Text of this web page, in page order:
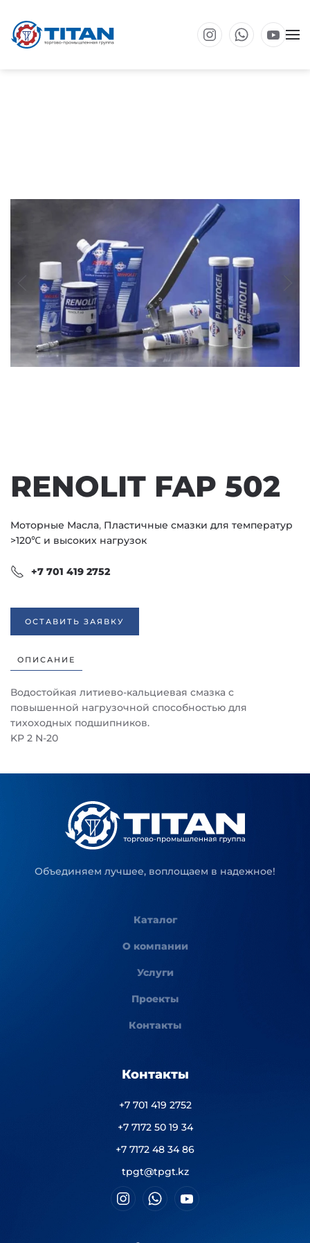
Перейти к основному содержанию
RENOLIT FAP 502
Моторные Масла, Пластичные смазки для температур
>120℃ и высоких нагрузок
+7 701 419 2752
ОСТАВИТЬ ЗАЯВКУ
ОПИСАНИЕ
Водостойкая литиево-кальциевая смазка с
повышенной нагрузочной способностью для
тихоходных подшипников.
KP 2 N-20
Объединяем лучшее, воплощаем в надежное!
Каталог
О компании
Услуги
Проекты
Контакты
Контакты
+7 701 419 2752
+7 7172 50 19 34
+7 7172 48 34 86
tpgt@tpgt.kz